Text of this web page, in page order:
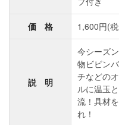
価 格 1,600円(
説 明
今シーズ
物ビビン
チなどの
ルに温玉
流！具材
れ！